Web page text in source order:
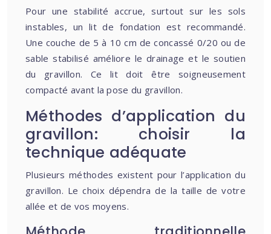
Pour une stabilité accrue, surtout sur les sols
instables, un lit de fondation est recommandé.
Une couche de 5 à 10 cm de concassé 0/20 ou de
sable stabilisé améliore le drainage et le soutien
du gravillon. Ce lit doit être soigneusement
compacté avant la pose du gravillon.
Méthodes d’application du
gravillon: choisir la
technique adéquate
Plusieurs méthodes existent pour l’application du
gravillon. Le choix dépendra de la taille de votre
allée et de vos moyens.